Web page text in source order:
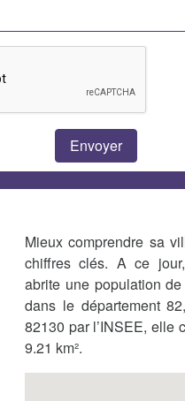
Mieux comprendre sa
chiffres clés. A ce
abrite une population
dans le département
82130 par l’INSEE, elle
9.21 km².